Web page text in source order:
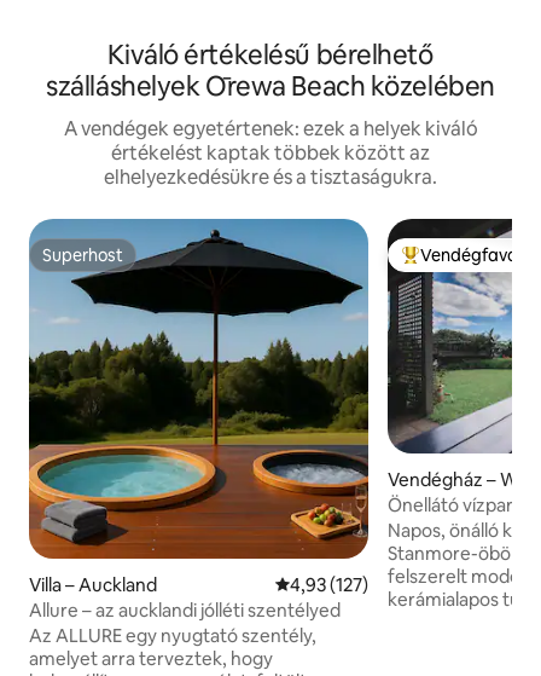
Kiváló értékelésű bérelhető
szálláshelyek Ōrewa Beach közelében
A vendégek egyetértenek: ezek a helyek kiváló
értékelést kaptak többek között az
elhelyezkedésükre és a tisztaságukra.
Superhost
Superhost
Villa – Auckland Átlagos értékelés: 5/4,93, 127
4,93 (127)
Allure – az aucklandi jólléti szentélyed
Az ALLURE egy nyugtató szentély,
amelyet arra terveztek, hogy
Kiemelt
Vendégfavorit
Vendégház –
a
Önellátó vízparti
Napos, önálló
Stanmore-öböl
felszerelt
kerámialapos